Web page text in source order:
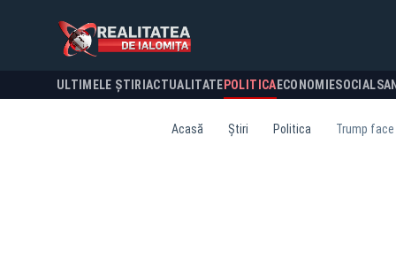
ULTIMELE ȘTIRI ACTUALITATE POLITICA ECONOMIESOCIAL
Acasă Știri Politica Trump